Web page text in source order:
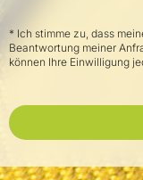
* Ich stimme zu, dass
Beantwortung meiner
können Ihre Einwilligung